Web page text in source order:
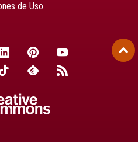
de Uso